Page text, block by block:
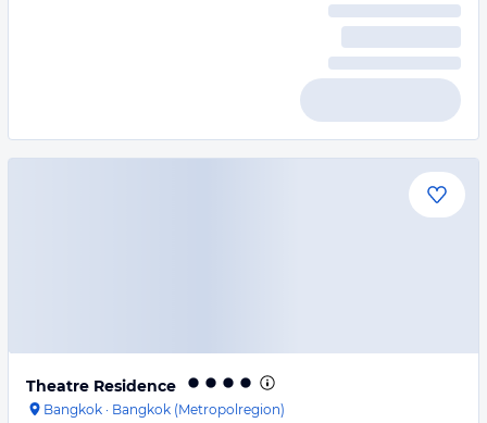
Theatre Residence
Bangkok · Bangkok (Metropolregion)